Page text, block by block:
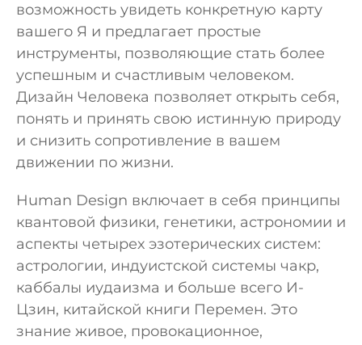
возможность увидеть конкретную карту
вашего Я и предлагает простые
инструменты, позволяющие стать более
успешным и счастливым человеком.
Дизайн Человека позволяет открыть себя,
понять и принять свою истинную природу
и снизить сопротивление в вашем
движении по жизни.
Human Design включает в себя принципы
квантовой физики, генетики, астрономии и
аспекты четырех эзотерических систем:
астрологии, индуистской системы чакр,
каббалы иудаизма и больше всего И-
Цзин, китайской книги Перемен. Это
знание живое, провокационное,